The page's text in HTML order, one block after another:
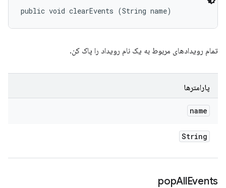
public void clearEvents (String name)
تمام رویدادهای مربوط به یک نام رویداد را پاک کن.
پارامترها
name
String
popAllEvents